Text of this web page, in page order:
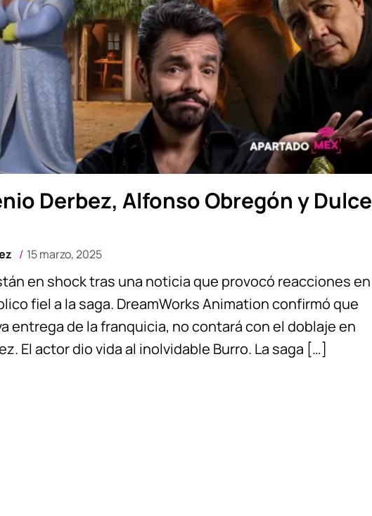
Derbez, Alfonso Obregón y Dulce
15 marzo, 2025
en shock tras una noticia que provocó reacciones en
fiel a la saga. DreamWorks Animation confirmó que
entrega de la franquicia, no contará con el doblaje en
El actor dio vida al inolvidable Burro. La saga […]